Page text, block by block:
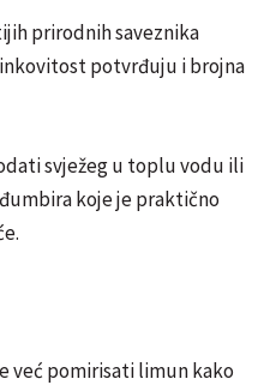
prirodnih saveznika
potvrđuju i brojna
svježeg u toplu vodu ili
koje je praktično
već pomirisati limun kako